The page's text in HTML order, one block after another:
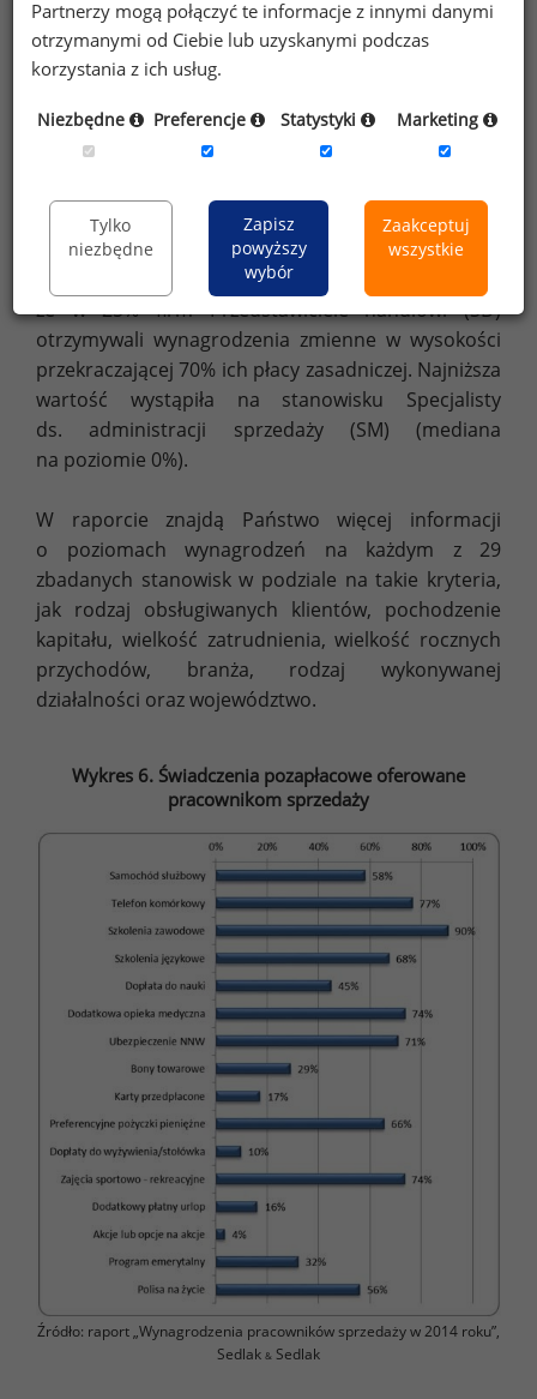
Sedlak &Sedlak
wysokość wynagrodzenia zmiennego jako procentu
wynagrodzenia podstawowego. Najwyższe wartości
klientów (SS) i Przedstawiciela handlowego (SD).
Mediana części ruchomej ich wynagrodzenia
sięgała 40% płacy podstawowej. Warto zauważyć,
że w 25% firm Przedstawiciele handlowi (SD)
otrzymywali wynagrodzenia zmienne w wysokości
przekraczającej 70% ich płacy zasadniczej. Najniższa
wartość wystąpiła na stanowisku Specjalisty
ds. administracji sprzedaży (SM) (mediana
na poziomie 0%).
W raporcie znajdą Państwo więcej informacji
o poziomach wynagrodzeń na każdym z 29
zbadanych stanowisk w podziale na takie kryteria,
jak rodzaj obsługiwanych klientów, pochodzenie
kapitału, wielkość zatrudnienia, wielkość rocznych
przychodów, branża, rodzaj wykonywanej
działalności oraz województwo.
Wykres 6. Świadczenia pozapłacowe oferowane
pracownikom sprzedaży
Źródło: raport „Wynagrodzenia pracowników sprzedaży w 2014 roku”,
Sedlak & Sedlak
Partnerzy mogą połączyć te informacje z innymi danymi
otrzymanymi od Ciebie lub uzyskanymi podczas
korzystania z ich usług.
Niezbędne Preferencje Statystyki Marketing
Tylko
niezbędne
Zapisz
powyższy
wybór
Zaakceptuj
wszystkie